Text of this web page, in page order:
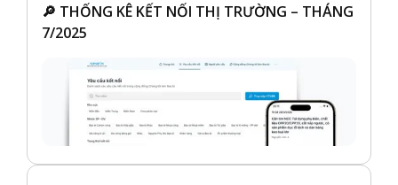
🔎 THỐNG KÊ KẾT NỐI THỊ TRƯỜNG – THÁNG
7/2025